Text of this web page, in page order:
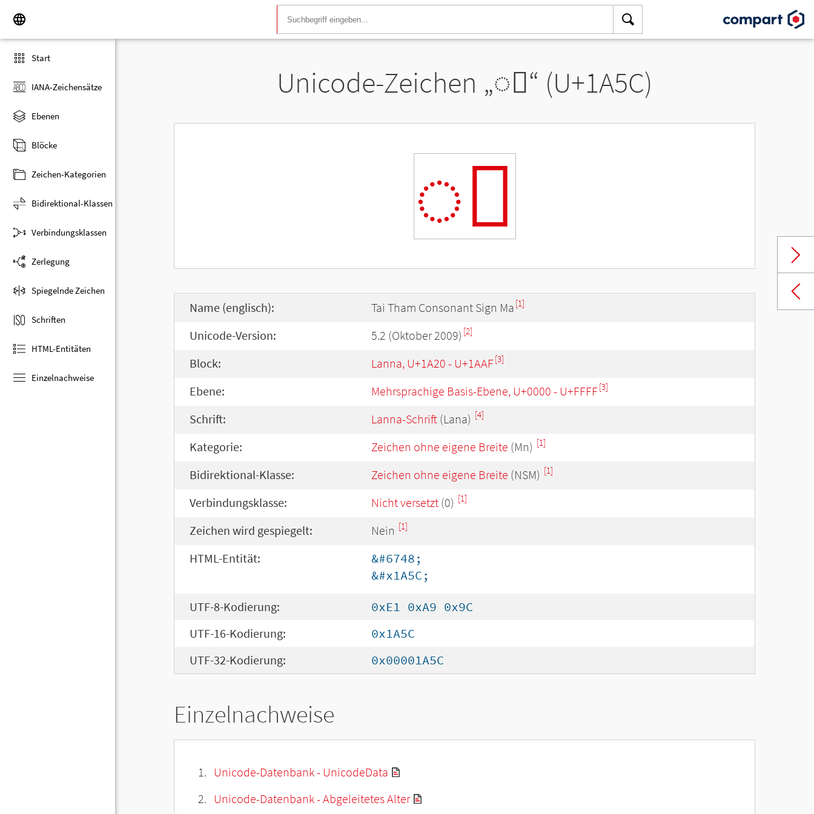
Start
IANA-Zeichensätze
Ebenen
Blöcke
Zeichen-Kategorien
Bidirektional-Klassen
Verbindungsklassen
Zerlegung
Spiegelnde Zeichen
Schriften
HTML-Entitäten
Einzelnachweise
Unicode-Zeichen „◌ᩜ“ (U+1A5C)
◌ᩜ
Name (englisch): Tai Tham Consonant Sign Ma [1]
Unicode-Version: 5.2 (Oktober 2009) [2]
Block: Lanna, U+1A20 - U+1AAF[3]
Ebene: Mehrsprachige Basis-Ebene, U+0000 - U+FFFF[3]
Schrift: Lanna-Schrift (Lana) [4]
Kategorie: Zeichen ohne eigene Breite (Mn) [1]
Bidirektional-Klasse: Zeichen ohne eigene Breite (NSM) [1]
Verbindungsklasse: Nicht versetzt (0) [1]
Zeichen wird gespiegelt: Nein [1]
HTML-Entität:
&#6748;
&#x1A5C;
UTF-8-Kodierung:
0xE1 0xA9 0x9C
UTF-16-Kodierung:
0x1A5C
UTF-32-Kodierung:
0x00001A5C
Einzelnachweise
Unicode-Datenbank - UnicodeData
Unicode-Datenbank - Abgeleitetes Alter